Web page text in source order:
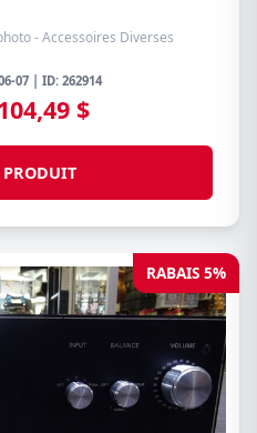
- Accessoires Diverses
07 | ID: 262914
$
RABAIS 5%